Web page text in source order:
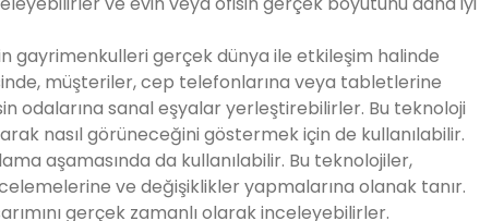
gayrimenkulleri gerçek dünya ile etkileşim halinde
müşteriler, cep telefonlarına veya tabletlerine
odalarına sanal eşyalar yerleştirebilirler. Bu teknoloji
nasıl görüneceğini göstermek için de kullanılabilir.
aşamasında da kullanılabilir. Bu teknolojiler,
ve değişiklikler yapmalarına olanak tanır.
gerçek zamanlı olarak inceleyebilirler.